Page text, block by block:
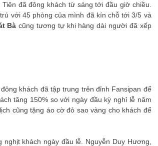
đã đông khách từ sáng tới đầu giờ chiều.
với 45 phòng của mình đã kín chỗ tới 3/5 và
Bàcũng tương tự khi hàng dài người đã xếp
khách đã tập trung trên đỉnh Fansipan để
tăng 150% so với ngày đầu kỳ nghỉ lễ năm
cũng tặng áo cờ đỏ sao vàng cho khách để
khách ngày đầu lễ. Nguyễn Duy Hương,